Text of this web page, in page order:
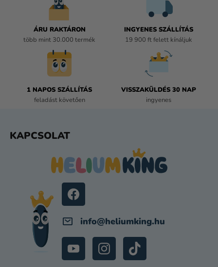
ÁRU RAKTÁRON
több mint 30.000 termék
INGYENES SZÁLLÍTÁS
19 900 ft felett kínáljuk
1 NAPOS SZÁLLÍTÁS
feladást követően
VISSZAKÜLDÉS 30 NAP
ingyenes
KAPCSOLAT
info@heliumking.hu